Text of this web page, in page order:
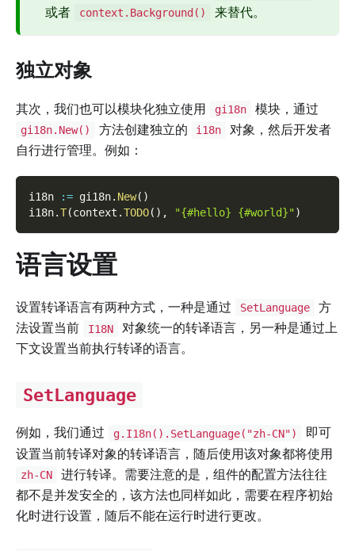
或者 context.Background() 来替代。
独立对象
其次，我们也可以模块化独立使用 gi18n 模块，通过
gi18n.New() 方法创建独立的 i18n
对象，然后开发者
自行进行管理。例如：
i18n := gi18n. New( )
i18n.T(context .TODO( ) , "{#hello} {#world}")
语言设置
设置转译语言有两种方式，一种是通过 SetLanguage
方
法设置当前
I18N
对象统一的转译语言，另一种是通过上
下文设置当前执行转译的语言。
SetLanguage
例如，我们通过 g.I18n().SetLanguage("zh-CN")
即可
设置当前转译对象的转译语言，随后使用该对象都将使用
zh-CN
进行转译。需要注意的是，组件的配置方法往往
都不是并发安全的，该方法也同样如此，需要在程序初始
化时进行设置，随后不能在运行时进行更改。